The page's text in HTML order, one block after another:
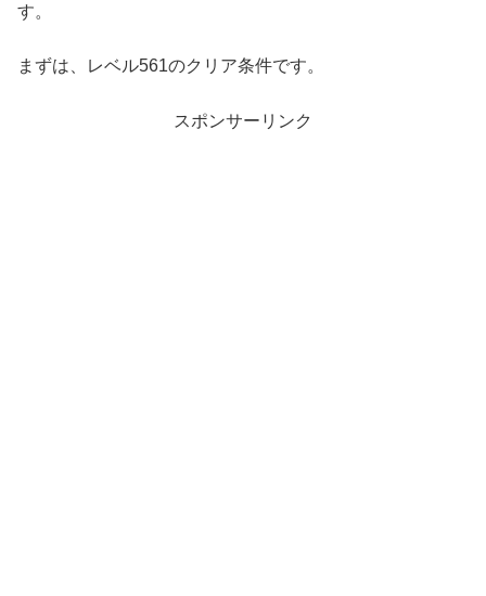
す。
まずは、レベル561のクリア条件です。
スポンサーリンク